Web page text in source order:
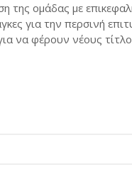
της ομάδας με
για την περσινή
να φέρουν νέους